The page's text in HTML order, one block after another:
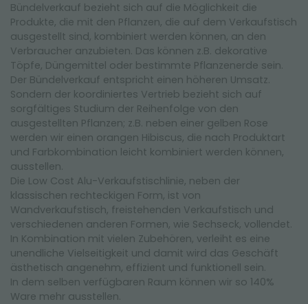
Bündelverkauf bezieht sich auf die Möglichkeit die
Produkte, die mit den Pflanzen, die auf dem Verkaufstisch
ausgestellt sind, kombiniert werden können, an den
Verbraucher anzubieten. Das können z.B. dekorative
Töpfe, Düngemittel oder bestimmte Pflanzenerde sein.
Der Bündelverkauf entspricht einen höheren Umsatz.
Sondern der koordiniertes Vertrieb bezieht sich auf
sorgfältiges Studium der Reihenfolge von den
ausgestellten Pflanzen; z.B. neben einer gelben Rose
werden wir einen orangen Hibiscus, die nach Produktart
und Farbkombination leicht kombiniert werden können,
ausstellen.
Die Low Cost Alu-Verkaufstischlinie, neben der
klassischen rechteckigen Form, ist von
Wandverkaufstisch, freistehenden Verkaufstisch und
verschiedenen anderen Formen, wie Sechseck, vollendet.
In Kombination mit vielen Zubehören, verleiht es eine
unendliche Vielseitigkeit und damit wird das Geschäft
ästhetisch angenehm, effizient und funktionell sein.
In dem selben verfügbaren Raum können wir so 140%
Ware mehr ausstellen.